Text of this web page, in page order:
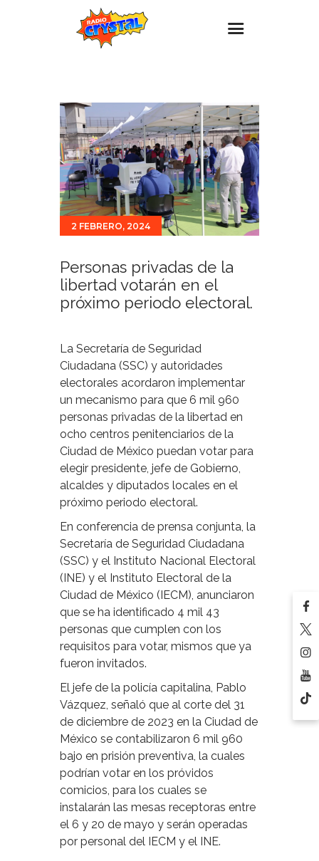
Estaciones
Eventos
Promociones
Noticias
Para ti
Contacto
2 FEBRERO, 2024
Personas privadas de la
libertad votarán en el
próximo periodo electoral.
La Secretaría de Seguridad
Ciudadana (SSC) y autoridades
electorales acordaron implementar
un mecanismo para que 6 mil 960
personas privadas de la libertad en
ocho centros penitenciarios de la
Ciudad de México puedan votar para
elegir presidente, jefe de Gobierno,
alcaldes y diputados locales en el
próximo periodo electoral.
En conferencia de prensa conjunta, la
Secretaría de Seguridad Ciudadana
(SSC) y el Instituto Nacional Electoral
(INE) y el Instituto Electoral de la
Ciudad de México (IECM), anunciaron
que se ha identificado 4 mil 43
personas que cumplen con los
requisitos para votar, mismos que ya
fueron invitados.
El jefe de la policía capitalina, Pablo
Vázquez, señaló que al corte del 31
de diciembre de 2023 en la Ciudad de
México se contabilizaron 6 mil 960
bajo en prisión preventiva, la cuales
podrían votar en los próvidos
comicios, para los cuales se
instalarán las mesas receptoras entre
el 6 y 20 de mayo y serán operadas
por personal del IECM y el INE.